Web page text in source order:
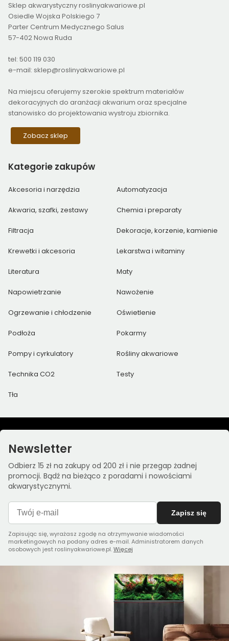
Sklep akwarystyczny roslinyakwariowe.pl
Osiedle Wojska Polskiego 7
Parter Centrum Medycznego Salus
57-402 Nowa Ruda
tel: 500 119 030
e-mail: sklep@roslinyakwariowe.pl
Na miejscu oferujemy szerokie spektrum materiałów
dekoracyjnych do aranżacji akwarium oraz specjalne
stanowisko do projektowania wystroju zbiornika.
Zobacz sklep
Kategorie zakupów
Akcesoria i narzędzia Automatyzacja
Akwaria, szafki, zestawy Chemia i preparaty
Filtracja Dekoracje, korzenie, kamienie
Krewetki i akcesoria Lekarstwa i witaminy
Literatura Maty
Napowietrzanie Nawożenie
Ogrzewanie i chłodzenie Oświetlenie
Podłoża Pokarmy
Pompy i cyrkulatory Rośliny akwariowe
Technika CO2 Testy
Tła
Newsletter
Odbierz 15 zł na zakupy od 200 zł i nie przegap żadnej
promocji. Bądź na bieżąco z poradami i nowościami
akwarystycznymi.
Zapisz się
Zapisując się, wyrażasz zgodę na otrzymywanie wiadomości
marketingowych na podany adres e-mail. Administratorem danych
osobowych jest roslinyakwariowe.pl.Więcej